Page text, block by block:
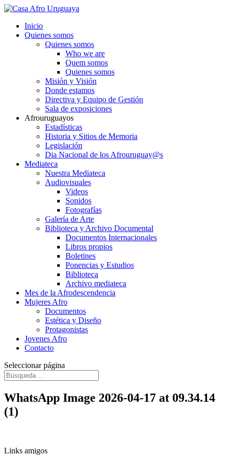
Inicio
Quienes somos
Quienes somos
Who we are
Quem somos
Quienes somos
Misión y Visión
Donde estamos
Directiva y Equipo de Gestión
Sala de exposiciones
Afrouruguayos
Estadísticas
Historia y Sitios de Memoria
Legislación
Dia Nacional de los Afrouruguay@s
Mediateca
Nuestra Mediateca
Audiovisuales
Videos
Sonidos
Fotografías
Galería de Arte
Biblioteca y Archivo Documental
Documentos Internacionales
Libros propios
Boletines
Ponencias y Estudios
Biblioteca
Archivo mediateca
Mes de la Afrodescendencia
Mujeres Afro
Documentos
Estética y Diseño
Protagonistas
Jovenes Afro
Contacto
Seleccionar página
WhatsApp Image 2026-04-17 at 09.34.14
(1)
Links amigos